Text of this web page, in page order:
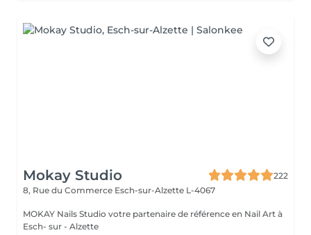
Mokay Studio
222
8, Rue du Commerce Esch-sur-Alzette L-4067
MOKAY Nails Studio votre partenaire de référence en Nail Art à
Esch- sur - Alzette